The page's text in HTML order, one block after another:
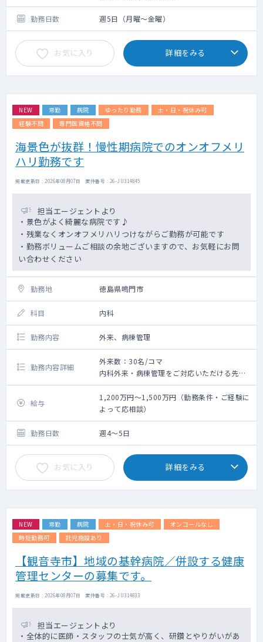
スタート時点ではそこまで数が多くない為、
病院での外来業務にも携わっていただきま
す。
オンコール対応はお願いしますが、長期休暇
時などの場合は他の先生に対応していただき
ます。
勤務日数 週5日（月曜～金曜）
お気に入り 詳細をみる
NEW 常勤 病院 ゆったり勤務
土・日・祝休み可
経験不問
専門医資格不問
海景色が抜群！慢性期病院でのオンオフメリ
ハリ勤務です
掲載更新日 : 2026年08月07日 案件番号 : 26-JU314845
担当エージェントより
・景色がよく綺麗な病院です♪
・残業なくオンオフメリハリつけながらご勤務が可能です
・勤務ボリュームご相談の余地ございますので、お気軽にお問
い合わせください
勤務地 徳島県鳴門市
科目 内科
勤務内容 外来、病棟管理
勤務内容詳細
外来数：30名/コマ
内科外来・病棟管理をご対応いただける先生
をお探ししております。
勤務イメージ
外来：週2～3コマ
病棟：主治医40名程度
給与
1,200万円～1,500万円（勤務条件・ご経験に
よって応相談）
勤務日数 週4～5日
お気に入り 詳細をみる
NEW 常勤 病院 土・日・祝休み可
オンコールなし
時短勤務可
託児施設あり
【観音寺市】地域の基幹病院／併設する健康
管理センターの募集です。
掲載更新日 : 2026年08月07日 案件番号 : 26-JU314833
担当エージェントより
・全体的に医師・スタッフの士気が高く、研鑽とやりがいがあ